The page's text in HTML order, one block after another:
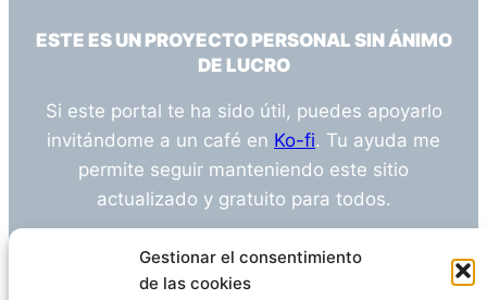
Gestionar el consentimiento
de las cookies
ESTE ES UN PROYECTO PERSONAL SIN ÁNIMO
DE LUCRO
Si este portal te ha sido útil, puedes apoyarlo
invitándome a un café en Ko-fi. Tu ayuda me
permite seguir manteniendo este sitio
actualizado y gratuito para todos.
¿Tienes alguna duda o sugerencia? Escríbeme
info@empleosanitarioinvestigacion.es